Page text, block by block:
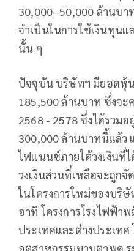
30,000–50,000 ล้านบ
จำเป็นในการใช้เงินทุนแ
นั้น ๆ
ปัจจุบัน บริษัทฯ มียอดหุ้
185,500 ล้านบาท ซึ่งจ
2568 - 2578 ซึ่งได้รวม
300,000 ล้านบาทนี้แล้ว
ไฟแนนซ์ภายใต้วงเงินที่
วงเงินส่วนที่เหลือจะถูกจั
ในโครงการใหม่ของบริ
อาทิ โครงการโรงไฟฟ้า
ประเทศและต่างประเท
อุตสาหกรรมมาบตาพุด ร